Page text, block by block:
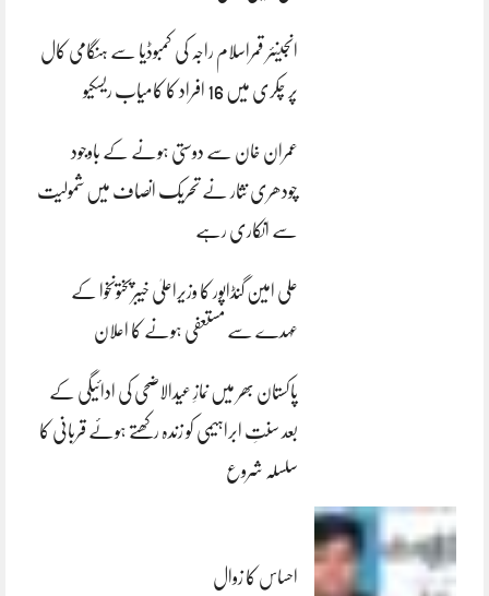
انجینئر قمراسلام راجہ کی کمبوڈیا سے ہنگامی کال
پر چکری میں 16 افراد کا کامیاب ریسکیو
عمران خان سے دوستی ہونے کے باوجود
چودھری نثار نے تحریک انصاف میں شمولیت
سے انکاری رہے
علی امین گنڈاپور کا وزیراعلیٰ خیبرپختونخوا کے
عہدے سے مستعفی ہونے کا اعلان
پاکستان بھر میں نمازِ عیدالاضحی کی ادائیگی کے
بعد سنتِ ابراہیمی کو زندہ رکھتے ہوئے قربانی کا
سلسلہ شروع
احساس کا زوال